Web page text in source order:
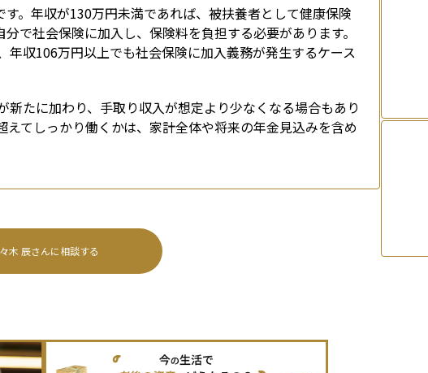
。年収が130万円未満であれば、被扶養者として健康保険
で社会保険に加入し、保険料を負担する必要があります。
収106万円以上でも社会保険に加入義務が発生するケース
たに加わり、手取り収入が想定より少なくなる場合もあり
てしっかり働くかは、家計全体や将来の年金見込みを含め
木 辰さんに相談する